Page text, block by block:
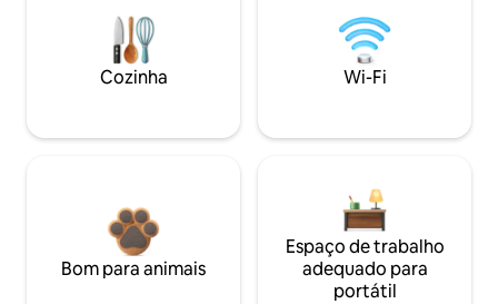
Cozinha Wi-Fi
Bom para animais
Espaço de trabalho
adequado para
portátil